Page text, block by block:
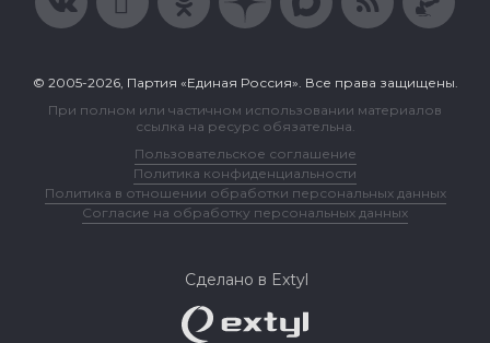
© 2005-2026, Партия «Единая Россия». Все права защищены.
При полном или частичном использовании материалов
ссылка на ресурс обязательна.
Пользовательское соглашение
Политика конфиденциальности
Политика в отношении обработки персональных данных
Согласие на обработку персональных данных
Сделано в Extyl